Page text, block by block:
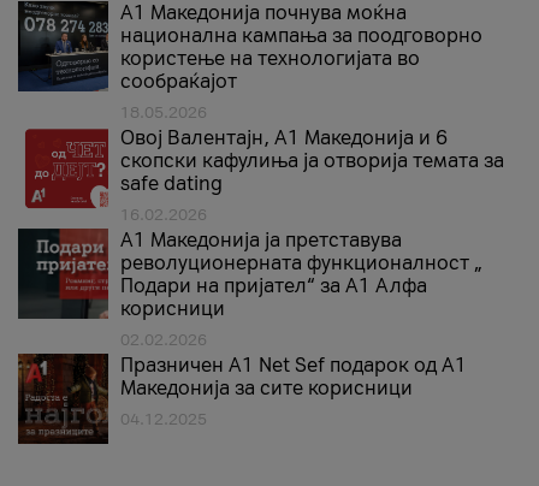
A1 Македонија почнува моќна
национална кампања за поодговорно
користење на технологијата во
сообраќајот
18.05.2026
Овој Валентајн, A1 Македонија и 6
скопски кафулиња ја отворија темата за
safe dating
16.02.2026
А1 Македонија ја претставува
револуционерната функционалност „
Подари на пријател“ за А1 Алфа
корисници
02.02.2026
Празничен A1 Net Sеf подарок од А1
Македонија за сите корисници
04.12.2025